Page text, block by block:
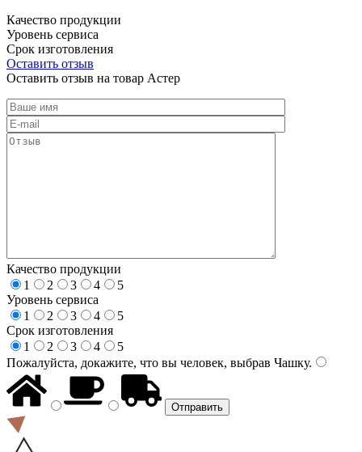
Качество продукции
Уровень сервиса
Срок изготовления
Оставить отзыв
Оставить отзыв на товар Астер
Качество продукции
1
2 3 4
5
Уровень сервиса
1
2 3 4
5
Срок изготовления
1
2 3 4
5
Пожалуйста, докажите, что вы человек, выбрав Чашку.